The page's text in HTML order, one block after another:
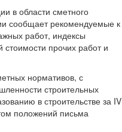
в области сметного
сообщает рекомендуемые к
работ, индексы
прочих работ и
нормативов, с
строительных
в строительстве за IV
положений письма